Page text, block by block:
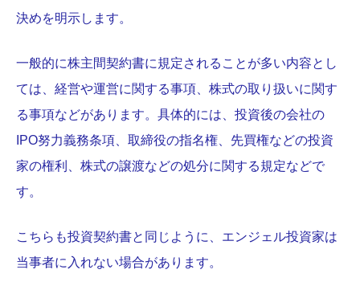
決めを明示します。
一般的に株主間契約書に規定されることが多い内容とし
ては、経営や運営に関する事項、株式の取り扱いに関す
る事項などがあります。具体的には、投資後の会社の
IPO努力義務条項、取締役の指名権、先買権などの投資
家の権利、株式の譲渡などの処分に関する規定などで
す。
こちらも投資契約書と同じように、エンジェル投資家は
当事者に入れない場合があります。